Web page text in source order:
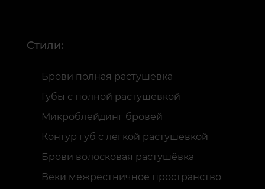
Стили:
Брови полная растушевка
Губы с полной растушевкой
Микроблейдинг бровей
Контур губ с легкой растушевкой
Брови волосковая растушёвка
Веки межрестничное пространство